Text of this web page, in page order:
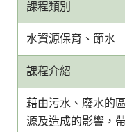
課程類別
水資源保育、節水
課程介紹
藉由污水、廢水的
源及造成的影響，